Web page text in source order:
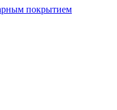
покрытием